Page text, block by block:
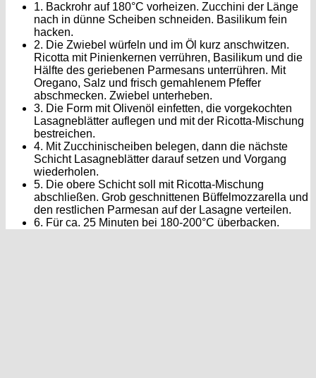
1. Backrohr auf 180°C vorheizen. Zucchini der Länge
nach in dünne Scheiben schneiden. Basilikum fein
hacken.
2. Die Zwiebel würfeln und im Öl kurz anschwitzen.
Ricotta mit Pinienkernen verrühren, Basilikum und die
Hälfte des geriebenen Parmesans unterrühren. Mit
Oregano, Salz und frisch gemahlenem Pfeffer
abschmecken. Zwiebel unterheben.
3. Die Form mit Olivenöl einfetten, die vorgekochten
Lasagneblätter auflegen und mit der Ricotta-Mischung
bestreichen.
4. Mit Zucchinischeiben belegen, dann die nächste
Schicht Lasagneblätter darauf setzen und Vorgang
wiederholen.
5. Die obere Schicht soll mit Ricotta-Mischung
abschließen. Grob geschnittenen Büffelmozzarella und
den restlichen Parmesan auf der Lasagne verteilen.
6. Für ca. 25 Minuten bei 180-200°C überbacken.